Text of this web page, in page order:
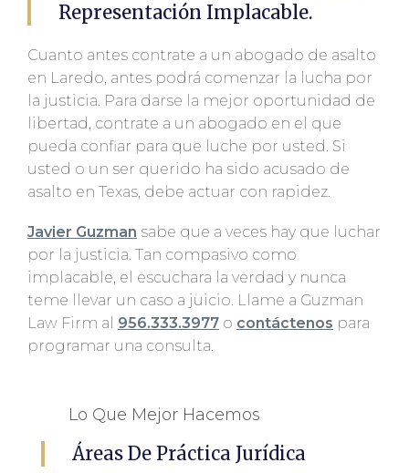
Representación Implacable.
Cuanto antes contrate a un abogado de asalto
en Laredo, antes podrá comenzar la lucha por
la justicia. Para darse la mejor oportunidad de
libertad, contrate a un abogado en el que
pueda confiar para que luche por usted. Si
usted o un ser querido ha sido acusado de
asalto en Texas, debe actuar con rapidez.
Javier Guzman sabe que a veces hay que luchar
por la justicia. Tan compasivo como
implacable, el escuchara la verdad y nunca
teme llevar un caso a juicio. Llame a Guzman
Law Firm al 956.333.3977 o contáctenos para
programar una consulta.
Lo Que Mejor Hacemos
Áreas De Práctica Jurídica